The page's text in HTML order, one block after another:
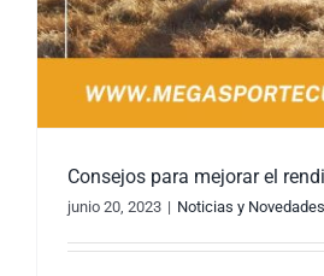
Consejos para mejorar el
junio 20, 2023 | Noticias y Novedades